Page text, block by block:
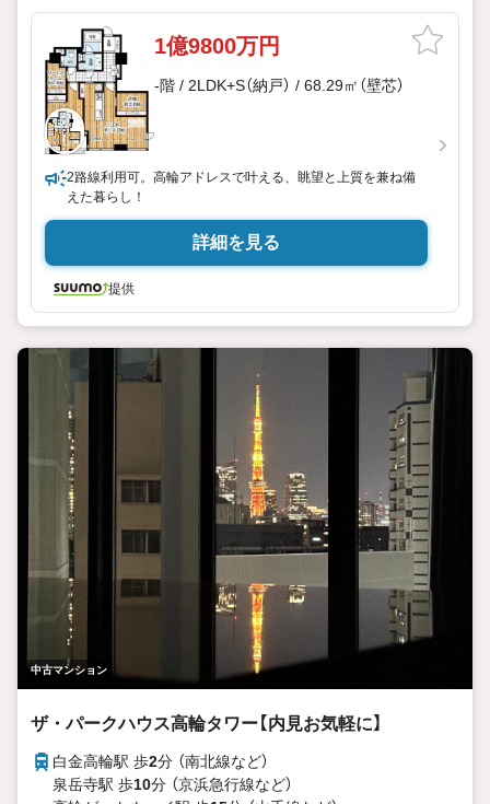
1億9800万円
-階 / 2LDK+S（納戸） / 68.29㎡（壁芯）
2路線利用可。高輪アドレスで叶える、眺望と上質を兼ね備
えた暮らし！
詳細を見る
提供
中古マンション
ザ・パークハウス高輪タワー【内見お気軽に】
白金高輪駅 歩2分 （南北線など）
泉岳寺駅 歩10分 （京浜急行線など）